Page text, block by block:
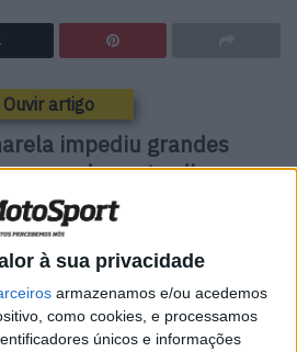
à sua privacidade
armazenamos e/ou acedemos
como cookies, e processamos
únicos e informações
artigo
impediu grandes
mudança tardia nos
ordem a Q1, em que
réplica de Joan Mir e Bastianini.
faziam o que podiam